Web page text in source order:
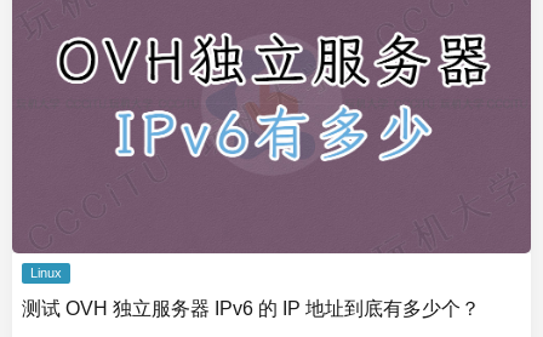
Linux
测试 OVH 独立服务器 IPv6 的 IP 地址到底有多少个？